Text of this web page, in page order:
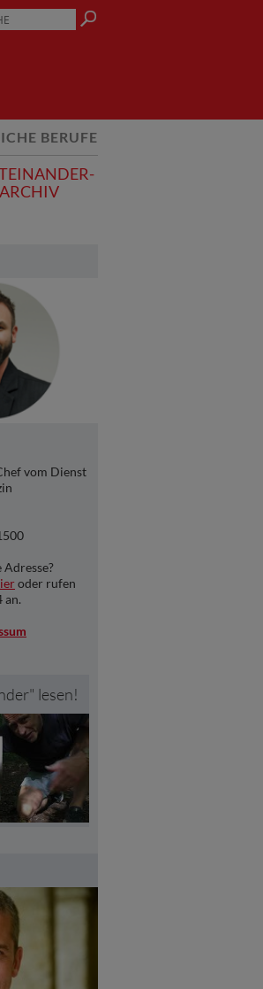
BERUFE
ARCHIV
vom Dienst
Adresse?
oder rufen
an.
lesen!